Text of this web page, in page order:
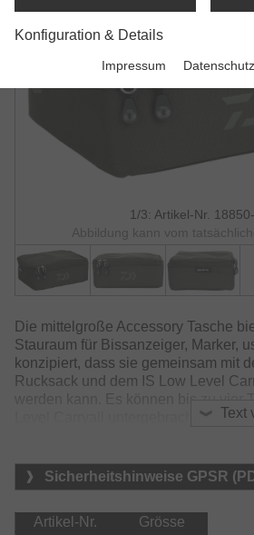
1/3: Artikel-Nr.
Abbildung kann vom
Text
Die mittelgroße Accessory Tasche
Stauraum für Bissanzeiger, Marker,
konzipiert, dass sie gemeinsam mit
Rucksack und dem IS Low Level
werden kann. Es können bis zu vier
Level Carryall untergebracht werden.
gestaltet, dass darin auch die
Boxen passgenau untergebracht
Mit Innenfutter aus PVC zum
Sicherheitshinweise GPSR
Artikel-Nr. Grösse
Konfiguration & Details
Impressum